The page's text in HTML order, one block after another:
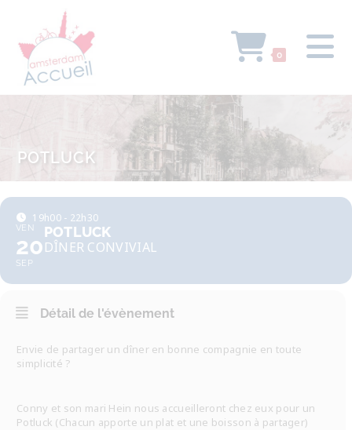
0
POTLUCK
19h00 - 22h30
VEN
20
SEP
POTLUCK
DÎNER CONVIVIAL
Détail de l'évènement
Envie de partager un dîner en bonne compagnie en toute
simplicité ?
Conny et son mari Hein nous accueilleront chez eux pour un
Potluck (Chacun apporte un plat et une boisson à partager)